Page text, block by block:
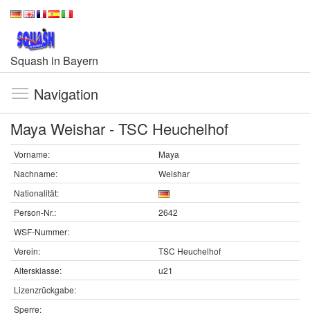
Squash in Bayern
Navigation
Maya Weishar - TSC Heuchelhof
Vorname:
Maya
Nachname:
Weishar
Nationalität:
Person-Nr.:
2642
WSF-Nummer:
Verein:
TSC Heuchelhof
Altersklasse:
u21
Lizenzrückgabe:
Sperre: